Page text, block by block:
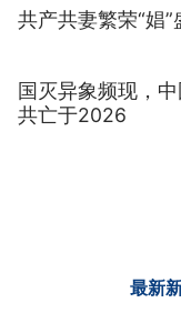
共产共妻繁荣“娼
国灭异象频现，
共亡于2026
最新